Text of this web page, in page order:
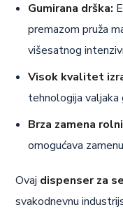
Gumirana drška:
premazom pruža
višesatnog
Visok kvalitet
tehnologija valjaka
Brza zamena
omogućava
Ovaj dispenser za
svakodnevnu